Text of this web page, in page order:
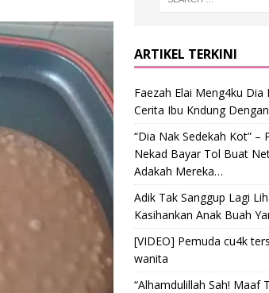
ARTIKEL TERKINI
Faezah Elai Meng4ku Dia
Cerita Ibu Kndung
“Dia Nak Sedekah Kot”
Nekad Bayar Tol Buat
Adakah Mereka…
Adik Tak Sanggup Lagi
Kasihankan Anak Buah
[VIDEO] Pemuda cu4k
wanita
“Alhamdulillah Sah! Maaf